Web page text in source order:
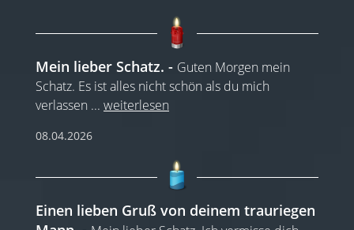
Mein lieber Schatz.
Guten Morgen mein
Schatz. Es ist alles nicht schön als du mich
verlassen ... weiterlesen
08.04.2026
Einen lieben Gruß von deinem trauriegen